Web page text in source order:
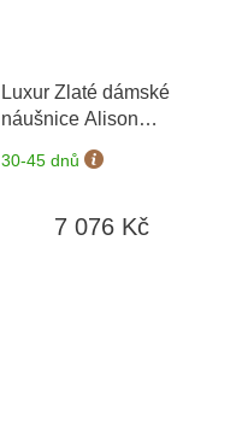
Luxur Zlaté dámské
náušnice Alison
1431769-0-0-0
30-45 dnů
7 076 Kč